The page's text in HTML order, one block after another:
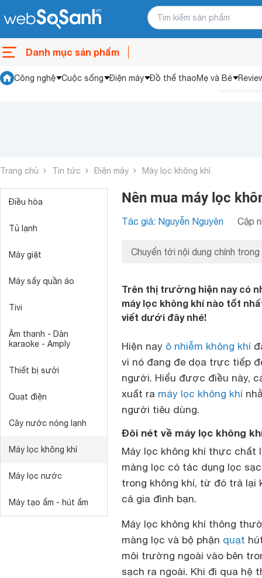
Danh mục sản phẩm
Công nghệ Cuộc sống Điện máy Đồ thể thaoMẹ và Bé
Trang chủ Tin tức Điện máy Máy lọc không khí
Điều hòa
Tủ lạnh
Máy giặt
Máy sấy quần áo
Tivi
Âm thanh - Dàn
karaoke - Amply
Thiết bị sưởi
Quạt điện
Cây nước nóng lạnh
Máy lọc không khí
Máy lọc nước
Máy tạo ẩm - hút ẩm
Nên mua máy lọc
Tác giả: Nguyễn Nguyên Cập
Chuyển tới nội dung chính trong
Trên thị trường hiện nay có
máy lọc không khí nào tốt
viết dưới đây nhé!
Hiện nay ô nhiễm không khí
vì nó đang đe dọa trực tiếp
người. Hiểu được điều này,
xuất ra máy lọc không khí
người tiêu dùng.
Đôi nét về máy lọc không
Máy lọc không khí thực chất
màng lọc có tác dụng lọc
trong không khí, từ đó trả lại
cả gia đình bạn.
Máy lọc không khí thông
màng lọc và bộ phận quạt
môi trường ngoài vào bên
sạch ra ngoài. Khi đi qua hệ